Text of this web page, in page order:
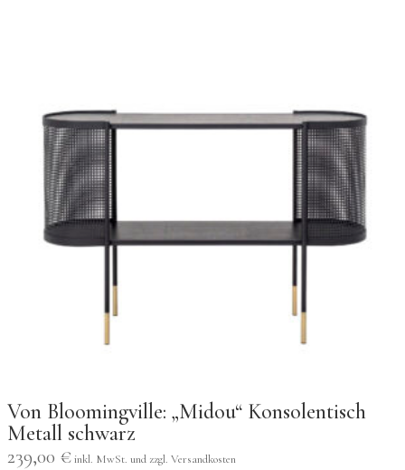
Von Bloomingville: „Midou“ Konsolentisch
Metall schwarz
239,00 €